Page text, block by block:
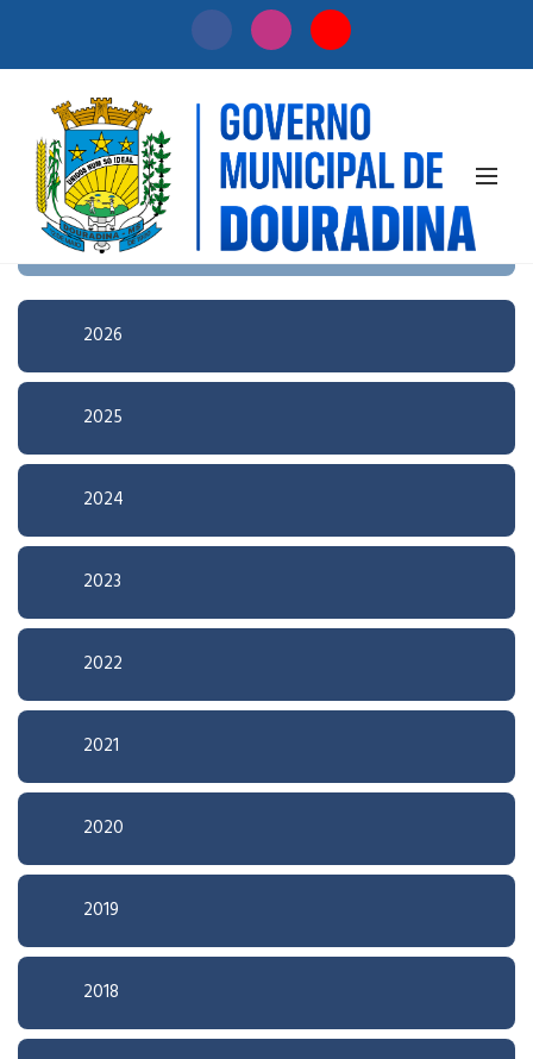
Início / Licitação
Pesquisa Avançada
2026
2025
2024
2023
2022
2021
2020
2019
2018